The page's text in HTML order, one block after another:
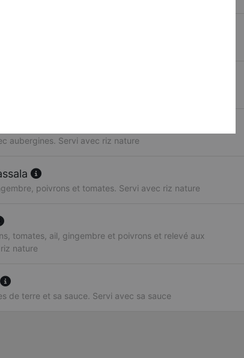
aubergines. Servi avec riz nature
poivrons et tomates. Servi avec riz nature
tomates, ail, gingembre et poivrons et relevé aux
nature
de terre et sa sauce. Servi avec sa sauce